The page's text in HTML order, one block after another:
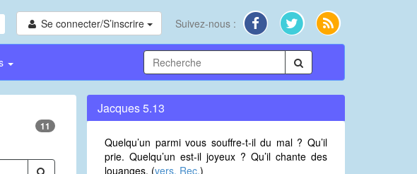
Se connecter/S’inscrire Suivez-nous :
11
Jacques 5.13
Quelqu’un parmi vous souffre-t-il du mal ? Qu’il
prie. Quelqu’un est-il joyeux ? Qu’il chante des
louanges. (vers. Rec.)